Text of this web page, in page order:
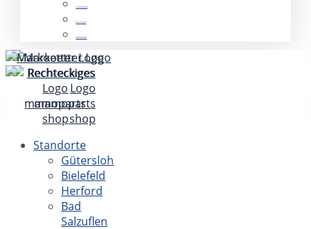
mamoparts
mamocars
KOMWERK
Standorte
Gütersloh
Bielefeld
Herford
Bad
Salzuflen